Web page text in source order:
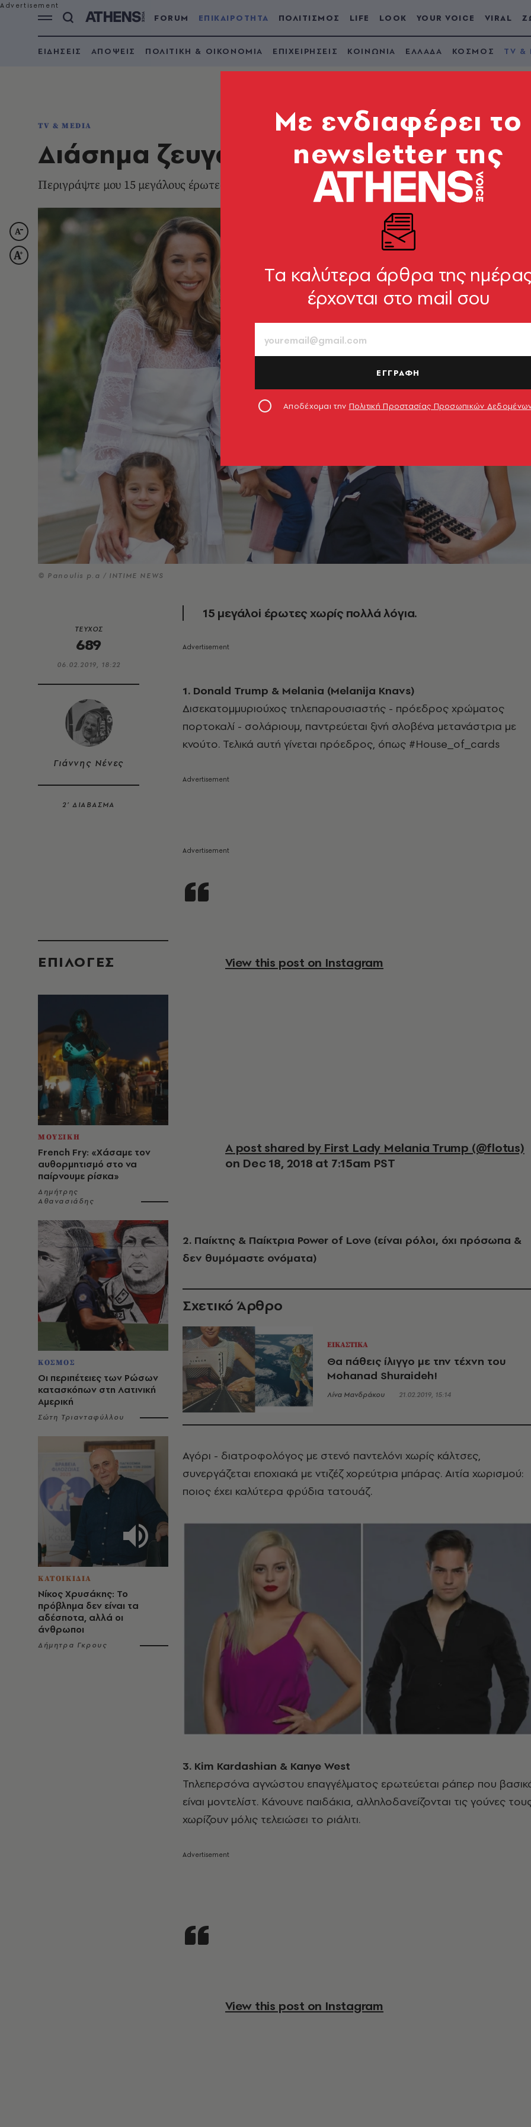
FORUM ΕΠΙΚΑΙΡΟΤΗΤΑ ΠΟΛΙΤΙΣΜΟΣ LIFE LOOK YOUR VOICE VIRAL
ΕΙΔΗΣΕΙΣ ΑΠΟΨΕΙΣ ΠΟΛΙΤΙΚΗ & ΟΙΚΟΝΟΜΙΑ ΕΠΙΧΕΙΡΗΣΕΙΣ ΚΟΙΝΩΝΙΑ ΕΛΛΑΔΑ ΚΟΣΜΟΣ TV &
TV & MEDIA
Διάσημα ζευγάρια με 20 λέξεις
Περιγράψτε μου 15 μεγάλους έρωτες χωρίς πολλά λόγια
© Panoulis p.a / INTIME NEWS
ΤΕΥΧΟΣ
689
06.02.2019, 18:22
Γιάννης Νένες
2’ ΔΙΑΒΑΣΜΑ
EΠΙΛΟΓΈΣ
ΜΟΥΣΙΚΗ
French Fry: «Χάσαμε τον
αυθορμητισμό στο να
παίρνουμε ρίσκα»
Δημήτρης
Αθανασιάδης
ΚΟΣΜΟΣ
Οι περιπέτειες των Ρώσων
κατασκόπων στη Λατινική
Αμερική
Σώτη Τριανταφύλλου
ΚΑΤΟΙΚΙΔΙΑ
Νίκος Χρυσάκης: Το
πρόβλημα δεν είναι τα
αδέσποτα, αλλά οι
άνθρωποι
Δήμητρα Γκρους
15 μεγάλοi έρωτες χωρίς πολλά λόγια.
1. Donald Trump & Melania (Melanija Knavs)
Δισεκατομμυριούχος τηλεπαρουσιαστής - πρόεδρος χρώματος
πορτοκαλί - σολάριουμ, παντρεύεται ξινή σλοβένα μετανάστρια με
κνούτο. Τελικά αυτή γίνεται πρόεδρος, όπως #House_of_cards
View this post on Instagram
A post shared by First Lady Melania Trump (@flotus)
on Dec 18, 2018 at 7:15am PST
2. Παίκτης & Παίκτρια Power of Love (είναι ρόλοι, όχι πρόσωπα &
δεν θυμόμαστε ονόματα)
Σχετικό Άρθρο
ΕΙΚΑΣΤΙΚΑ
Θα πάθεις ίλιγγο με την τέχνη του
Mohanad Shuraideh!
Λίνα Μανδράκου 21.02.2019, 15:14
Αγόρι - διατροφολόγος με στενό παντελόνι χωρίς κάλτσες,
συνεργάζεται εποχιακά με ντιζέζ χορεύτρια μπάρας. Αιτία χωρισμού:
ποιος έχει καλύτερα φρύδια τατουάζ.
3. Kim Kardashian & Kanye West
Τηλεπερσόνα αγνώστου επαγγέλματος ερωτεύεται ράπερ που
είναι μοντελίστ. Κάνουνε παιδάκια, αλληλοδανείζονται τις γούνες
χωρίζουν μόλις τελειώσει το ριάλιτι.
View this post on Instagram
Mε ενδιαφέρει το
newsletter της
Tα καλύτερα άρθρα της
έρχονται στο mail σου
ΕΓΓΡΑΦΗ
Αποδέχομαι την Πολιτική Προστασίας Προσωπικών